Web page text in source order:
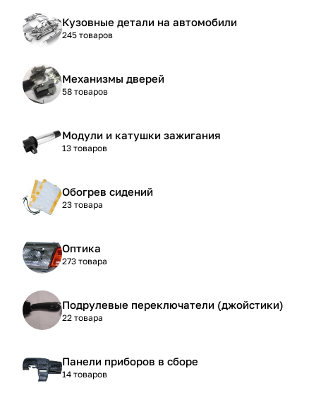
Кузовные детали на автомобили
245 товаров
Механизмы дверей
58 товаров
Модули и катушки зажигания
13 товаров
Обогрев сидений
23 товара
Оптика
273 товара
Подрулевые переключатели (джойстики)
22 товара
Панели приборов в сборе
14 товаров